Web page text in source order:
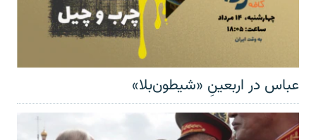
عباس در اربعینِ «شیطون‌بلا»